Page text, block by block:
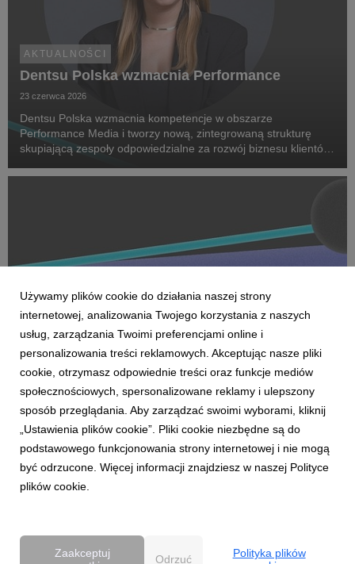
AKTUALNOŚCI
Dentsu Polska wzmacnia Performance
23 czerwca 2026
Dentsu Polska wzmacnia kompetencje w obszarze
Performance Media i tworzy nową, zintegrowaną strukturę
skupiającą zespoły odpowiedzialne za rozwój biznesu klientów
Na czele nowego obszaru stanęła Marta Bińczyk jako H...
AKTUALNOŚCI
Dentsu wzmacnia kompetencje Business
Transformation w Polsce
27 kwietnia 2026
Dentsu rozwija w Polsce kompetencje Business
Transformation (BX), wzmacniając swoją pozycję w obszarze
transformacji biznesowej w erze AI. Zespół BX, którym
Używamy plików cookie do działania naszej strony
internetowej, analizowania Twojego korzystania z naszych
usług, zarządzania Twoimi preferencjami online i
personalizowania treści reklamowych. Akceptując nasze pliki
cookie, otrzymasz odpowiednie treści oraz funkcje mediów
społecznościowych, spersonalizowane reklamy i ulepszony
sposób przeglądania. Aby zarządzać swoimi wyborami, kliknij
„Ustawienia plików cookie”. Pliki cookie niezbędne są do
podstawowego funkcjonowania strony internetowej i nie mogą
być odrzucone. Więcej informacji znajdziesz w naszej Polityce
plików cookie.
Zaakceptuj
Odrzuć
Polityka plików